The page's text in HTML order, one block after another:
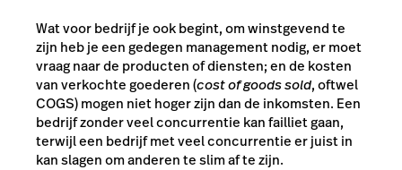
Wat voor bedrijf je ook begint, om winstgevend te
zijn heb je een gedegen management nodig, er moet
vraag naar de producten of diensten; en de kosten
van verkochte goederen (cost of goods sold, oftwel
COGS) mogen niet hoger zijn dan de inkomsten. Een
bedrijf zonder veel concurrentie kan failliet gaan,
terwijl een bedrijf met veel concurrentie er juist in
kan slagen om anderen te slim af te zijn.